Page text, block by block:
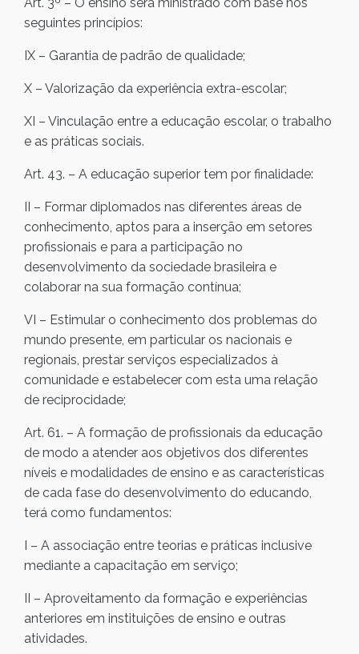
seguintes princípios:
IX – Garantia de padrão de qualidade;
X – Valorização da experiência extra-escolar;
XI – Vinculação entre a educação escolar, o trabalho
e as práticas sociais.
Art. 43. – A educação superior tem por finalidade:
II – Formar diplomados nas diferentes áreas de
conhecimento, aptos para a inserção em setores
profissionais e para a participação no
desenvolvimento da sociedade brasileira e
colaborar na sua formação contínua;
VI – Estimular o conhecimento dos problemas do
mundo presente, em particular os nacionais e
regionais, prestar serviços especializados à
comunidade e estabelecer com esta uma relação
de reciprocidade;
Art. 61. – A formação de profissionais da educação
de modo a atender aos objetivos dos diferentes
níveis e modalidades de ensino e as características
de cada fase do desenvolvimento do educando,
terá como fundamentos:
I – A associação entre teorias e práticas inclusive
mediante a capacitação em serviço;
II – Aproveitamento da formação e experiências
anteriores em instituições de ensino e outras
atividades.